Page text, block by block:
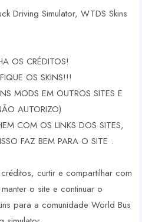
Driving Simulator, WTDS Skins
OS CRÉDITOS!
OS SKINS!!!
MODS EM OUTROS SITES E
AUTORIZO)
COM OS LINKS DOS SITES,
FAZ BEM PARA O SITE .
curtir e compartilhar com
o site e continuar o
para a comunidade World Bus